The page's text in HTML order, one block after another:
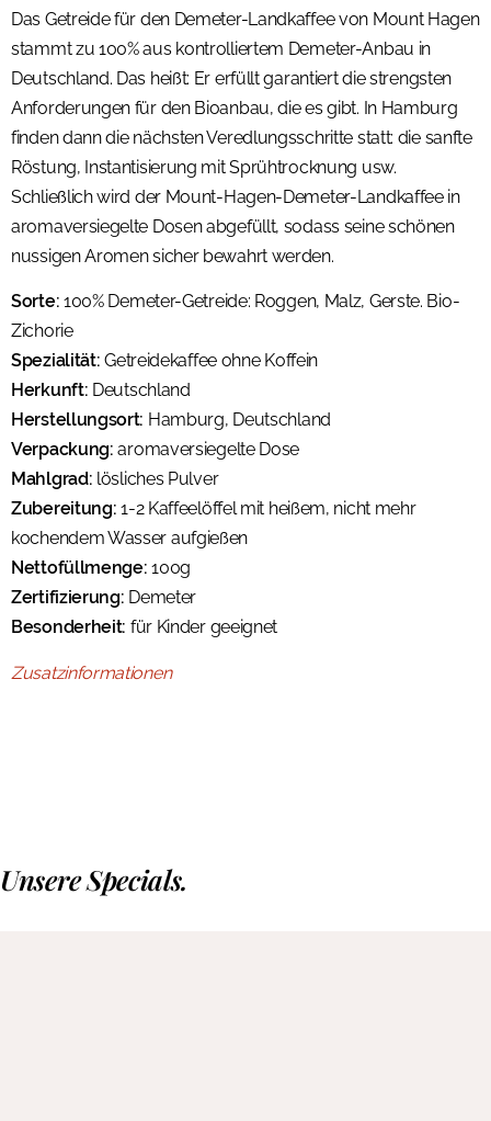
Das Getreide für den Demeter-Landkaffee von Mount Hagen
stammt zu 100% aus kontrolliertem Demeter-Anbau in
Deutschland. Das heißt: Er erfüllt garantiert die strengsten
Anforderungen für den Bioanbau, die es gibt. In Hamburg
finden dann die nächsten Veredlungsschritte statt: die sanfte
Röstung, Instantisierung mit Sprühtrocknung usw.
Schließlich wird der Mount-Hagen-Demeter-Landkaffee in
aromaversiegelte Dosen abgefüllt, sodass seine schönen
nussigen Aromen sicher bewahrt werden.
Sorte: 100% Demeter-Getreide: Roggen, Malz, Gerste. Bio-
Zichorie
Spezialität: Getreidekaffee ohne Koffein
Herkunft: Deutschland
Herstellungsort: Hamburg, Deutschland
Verpackung: aromaversiegelte Dose
Mahlgrad: lösliches Pulver
Zubereitung: 1-2 Kaffeelöffel mit heißem, nicht mehr
kochendem Wasser aufgießen
Nettofüllmenge: 100g
Zertifizierung: Demeter
Besonderheit: für Kinder geeignet
Zusatzinformationen
Unsere Specials.